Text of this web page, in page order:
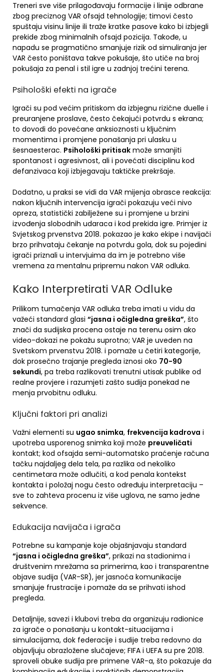
Treneri sve više prilagođavaju formacije i linije odbrane
zbog preciznog VAR ofsajd tehnologije; timovi često
spuštaju visinu linije ili traže kratke pasove kako bi izbjegli
prekide zbog minimalnih ofsajd pozicija. Takođe, u
napadu se pragmatično smanjuje rizik od simuliranja jer
VAR često poništava takve pokušaje, što utiče na broj
pokušaja za penal i stil igre u zadnjoj trećini terena.
Psihološki efekti na igrače
Igrači su pod većim pritiskom da izbjegnu rizične duelle i
preuranjene proslave, često čekajući potvrdu s ekrana;
to dovodi do povećane anksioznosti u ključnim
momentima i promjene ponašanja pri ulasku u
šesnaesterac. Psihološki pritisak može smanjiti
spontanost i agresivnost, ali i povećati disciplinu kod
defanzivaca koji izbjegavaju taktičke prekršaje.
Dodatno, u praksi se vidi da VAR mijenja obrasce reakcija:
nakon ključnih intervencija igrači pokazuju veći nivo
opreza, statistički zabilježene su i promjene u brzini
izvođenja slobodnih udaraca i kod prekida igre. Primjer iz
Svjetskog prvenstva 2018. pokazao je kako ekipe i navijači
brzo prihvataju čekanje na potvrdu gola, dok su pojedini
igrači priznali u intervjuima da im je potrebno više
vremena za mentalnu pripremu nakon VAR odluka.
Kako Interpretirati VAR Odluke
Prilikom tumačenja VAR odluka treba imati u vidu da
važeći standard glasi “jasna i očigledna greška”, što
znači da sudijska procena ostaje na terenu osim ako
video-dokazi ne pokažu suprotno; VAR je uveden na
Svetskom prvenstvu 2018. i pomaže u četiri kategorije,
dok prosečno trajanje pregleda iznosi oko 70-90
sekundi, pa treba razlikovati trenutni utisak publike od
realne provjere i razumjeti zašto sudija ponekad ne
menja prvobitnu odluku.
Ključni faktori pri analizi
Važni elementi su ugao snimka, frekvencija kadrova i
upotreba usporenog snimka koji može preuveličati
kontakt; kod ofsajda semi-automatsko praćenje računa
tačku najdaljeg dela tela, pa razlika od nekoliko
centimetara može odlučiti, a kod penala kontekst
kontakta i položaj nogu često određuju interpretaciju –
sve to zahteva procenu iz više uglova, ne samo jedne
sekvence.
Edukacija navijača i igrača
Potrebne su kampanje koje objašnjavaju standard
“jasna i očigledna greška”, prikazi na stadionima i
društvenim mrežama sa primerima, kao i transparentne
objave sudija (VAR-SR), jer jasnoća komunikacije
smanjuje frustracije i pomaže da se prihvati ishod
pregleda.
Detaljnije, savezi i klubovi treba da organizuju radionice
za igrače o ponašanju u kontakt-situacijama i
simulacijama, dok federacije i sudije treba redovno da
objavljuju obrazložene slučajeve; FIFA i UEFA su pre 2018.
sproveli obuke sudija pre primene VAR-a, što pokazuje da